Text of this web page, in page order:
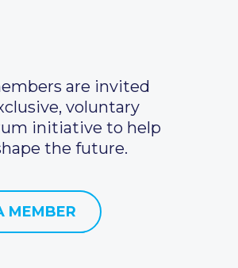
are invited
voluntary
initiative to help
the future.
MEMBER